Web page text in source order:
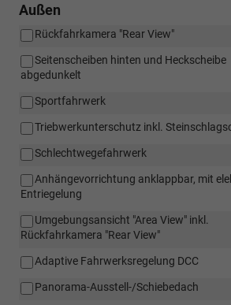
Außen
Rückfahrkamera "Rear View"
Seitenscheiben hinten und Heckscheibe
abgedunkelt
Sportfahrwerk
Triebwerkunterschutz inkl.
Schlechtwegefahrwerk
Anhängevorrichtung anklappbar, mit
Entriegelung
Umgebungsansicht "Area View" inkl.
Rückfahrkamera "Rear View"
Adaptive Fahrwerksregelung DCC
Panorama-Ausstell-/Schiebedach